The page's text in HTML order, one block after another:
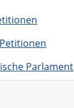
Parlament